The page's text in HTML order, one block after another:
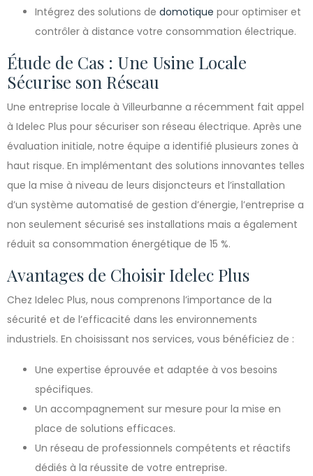
Intégrez des solutions de domotique pour optimiser et
contrôler à distance votre consommation électrique.
Étude de Cas : Une Usine Locale
Sécurise son Réseau
Une entreprise locale à Villeurbanne a récemment fait appel
à Idelec Plus pour sécuriser son réseau électrique. Après une
évaluation initiale, notre équipe a identifié plusieurs zones à
haut risque. En implémentant des solutions innovantes telles
que la mise à niveau de leurs disjoncteurs et l’installation
d’un système automatisé de gestion d’énergie, l’entreprise a
non seulement sécurisé ses installations mais a également
réduit sa consommation énergétique de 15 %.
Avantages de Choisir Idelec Plus
Chez Idelec Plus, nous comprenons l’importance de la
sécurité et de l’efficacité dans les environnements
industriels. En choisissant nos services, vous bénéficiez de :
Une expertise éprouvée et adaptée à vos besoins
spécifiques.
Un accompagnement sur mesure pour la mise en
place de solutions efficaces.
Un réseau de professionnels compétents et réactifs
dédiés à la réussite de votre entreprise.